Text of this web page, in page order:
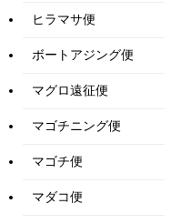
ヒラマサ便
ボートアジング便
マグロ遠征便
マゴチニング便
マゴチ便
マダコ便